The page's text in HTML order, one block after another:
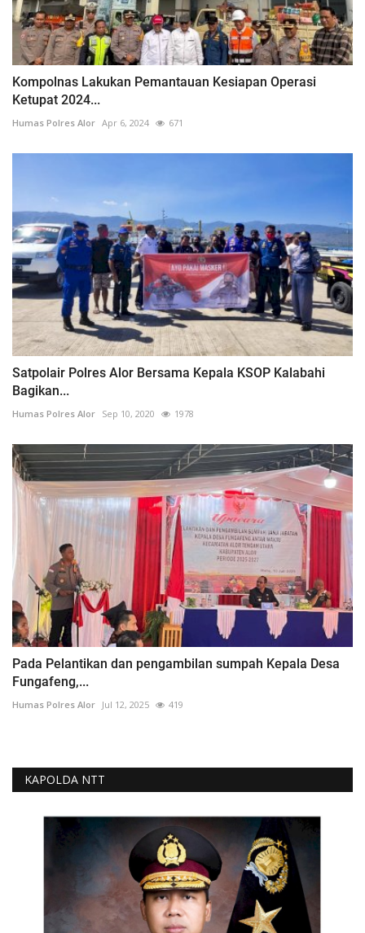
Kompolnas Lakukan Pemantauan Kesiapan Operasi
Ketupat 2024...
Humas Polres Alor Apr 6, 2024 671
Satpolair Polres Alor Bersama Kepala KSOP Kalabahi
Bagikan...
Humas Polres Alor Sep 10, 2020 1978
Pada Pelantikan dan pengambilan sumpah Kepala Desa
Fungafeng,...
Humas Polres Alor Jul 12, 2025 419
KAPOLDA NTT